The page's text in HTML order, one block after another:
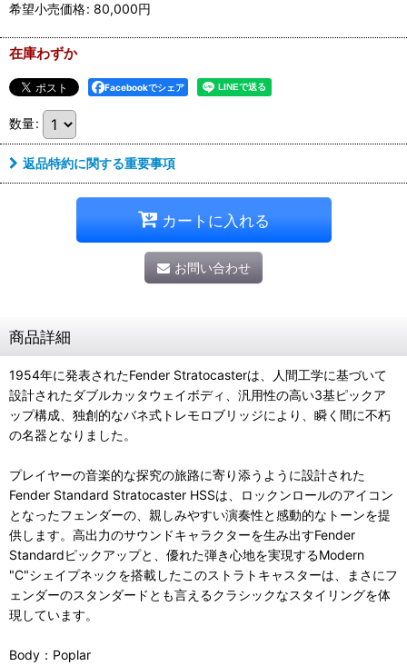
希望小売価格: 80,000円
在庫わずか
Facebookでシェア
数量:
返品特約に関する重要事項
カートに入れる
お問い合わせ
商品詳細
1954年に発表されたFender Stratocasterは、人間工学に基づいて
設計されたダブルカッタウェイボディ、汎用性の高い3基ピックア
ップ構成、独創的なバネ式トレモロブリッジにより、瞬く間に不朽
の名器となりました。
プレイヤーの音楽的な探究の旅路に寄り添うように設計された
Fender Standard Stratocaster HSSは、ロックンロールのアイコン
となったフェンダーの、親しみやすい演奏性と感動的なトーンを提
供します。高出力のサウンドキャラクターを生み出すFender
Standardピックアップと、優れた弾き心地を実現するModern
"C"シェイプネックを搭載したこのストラトキャスターは、まさにフ
ェンダーのスタンダードとも言えるクラシックなスタイリングを体
現しています。
Body：Poplar